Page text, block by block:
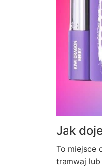
Jak
To miejsce
tramwaj lub